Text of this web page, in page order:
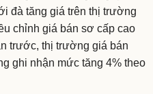
đà tăng giá trên thị trường
chỉnh giá bán sơ cấp cao
trước, thị trường giá bán
ghi nhận mức tăng 4% theo